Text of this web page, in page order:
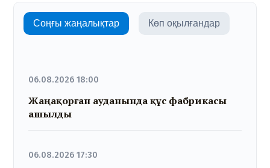
Соңғы жаңалықтар Көп оқылғандар
06.08.2026 18:00
Жаңақорған ауданында құс фабрикасы
ашылды
06.08.2026 17:30